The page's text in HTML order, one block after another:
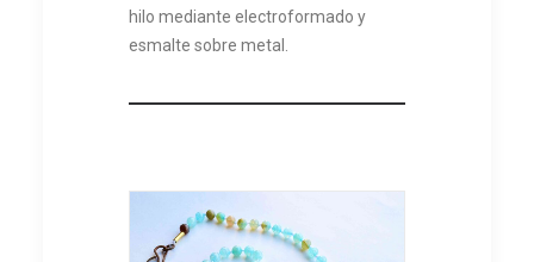
hilo mediante electroformado y
esmalte sobre metal.